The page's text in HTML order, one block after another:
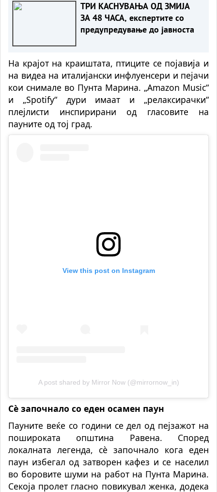
ТРИ КАСНУВАЊА ОД ЗМИЈА
ЗА 48 ЧАСА, експертите со
предупредување до јавноста
На крајот на краиштата, птиците се појавија и
на видеа на италијански инфлуенсери и пејачи
кои снимале во Пунта Марина. „Amazon Music“
и „Spotify“ дури имаат и „релаксирачки“
плејлисти инспирирани од гласовите на
пауните од тој град.
View this post on Instagram
A post shared by Mirror Now (@mirrornow_in)
Сè започнало со еден осамен паун
Пауните веќе со години се дел од пејзажот на
пошироката општина Равена. Според
локалната легенда, сè започнало кога еден
паун избегал од затворен кафез и се населил
во боровите шуми на работ на Пунта Марина.
Секоја пролет гласно повикувал женка, додека